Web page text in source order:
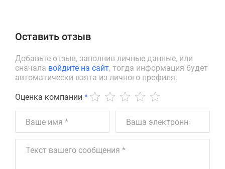
Оставить отзыв
Добавьте отзыв, заполнив личные данные, или
сначала войдите на сайт, тогда информация будет
автоматически взята из личного профиля.
Оценка компании *